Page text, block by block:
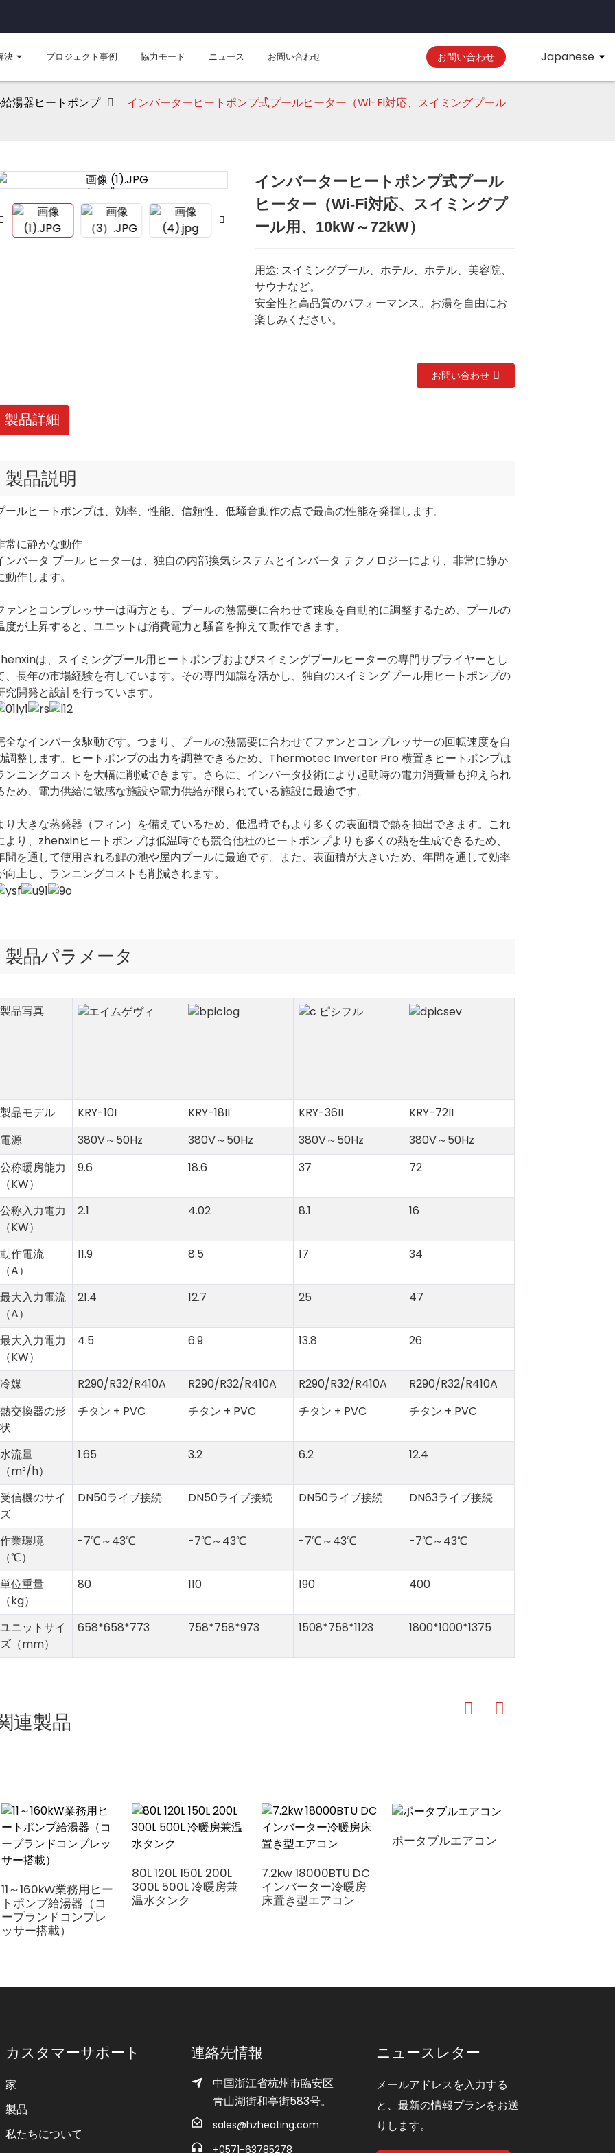
決 プロジェクト事例 協力モード ニュース お問い合わせ お問い合わせ Japanese
湯器ヒートポンプ
インバーターヒートポンプ式プールヒーター（Wi-Fi対応、スイミングプール
Loading...
Loading... Loading...
Loading...
インバーターヒートポンプ式プール
ヒーター（Wi-Fi対応、スイミングプ
ール用、10kW～72kW）
用途: スイミングプール、ホテル、ホテル、美容院、
サウナなど。
安全性と高品質のパフォーマンス。お湯を自由にお
楽しみください。
お問い合わせ
製品詳細
製品説明
ールヒートポンプは、効率、性能、信頼性、低騒音動作の点で最高の性能を発揮します。
常に静かな動作
ンバータ プール ヒーターは、独自の内部換気システムとインバータ テクノロジーにより、非常に静か
動作します。
ァンとコンプレッサーは両方とも、プールの熱需要に合わせて速度を自動的に調整するため、プールの
度が上昇すると、ユニットは消費電力と騒音を抑えて動作できます。
は、スイミングプール用ヒートポンプおよびスイミングプールヒーターの専門サプライヤーとし
、長年の市場経験を有しています。その専門知識を活かし、独自のスイミングプール用ヒートポンプの
究開発と設計を行っています。
全なインバータ駆動です。つまり、プールの熱需要に合わせてファンとコンプレッサーの回転速度を自
調整します。ヒートポンプの出力を調整できるため、Thermotec Inverter Pro 横置きヒートポンプは
ンニングコストを大幅に削減できます。さらに、インバータ技術により起動時の電力消費量も抑えられ
ため、電力供給に敏感な施設や電力供給が限られている施設に最適です。
り大きな蒸発器（フィン）を備えているため、低温時でもより多くの表面積で熱を抽出できます。これ
より、zhenxinヒートポンプは低温時でも競合他社のヒートポンプよりも多くの熱を生成できるため、
間を通して使用される鯉の池や屋内プールに最適です。また、表面積が大きいため、年間を通して効率
向上し、ランニングコストも削減されます。
製品パラメータ
製品写真
製品モデル KRY-10I KRY-18II KRY-36II
KRY-72II
電源
380V～50Hz 380V～50Hz 380V～50Hz
380V～50Hz
公称暖房能力
（KW）
9.6 18.6 37 72
公称入力電力
（KW）
2.1 4.02 8.1 16
動作電流
（A）
11.9 8.5 17 34
最大入力電流
（A）
21.4 12.7 25 47
最大入力電力
（KW）
4.5 6.9 13.8 26
冷媒 R290/R32/R410A R290/R32/R410A R290/R32/R410A
R290/R32/R410A
熱交換器の形
状
チタン + PVC チタン + PVC チタン + PVC チタン + PVC
水流量
（m³/h）
1.65 3.2 6.2 12.4
受信機のサイ
ズ
DN50ライブ接続 DN50ライブ接続 DN50ライブ接続 DN63ライブ接続
作業環境
（℃）
-7℃～43℃ -7℃～43℃ -7℃～43℃ -7℃～43℃
単位重量
（kg）
80 110 190 400
ユニットサイ
ズ（mm）
658*658*773 758*758*973 1508*758*1123 1800*1000*1375
連製品
11～160kW業務用ヒー
トポンプ給湯器（コ
ープランドコンプレ
ッサー搭載）
80L 120L 150L 200L
300L 500L 冷暖房兼
温水タンク
7.2kw 18000BTU DC
インバーター冷暖房
床置き型エアコン
ポータブルエアコン
カスタマーサポート
家
製品
私たちについて
連絡先情報
中国浙江省杭州市臨安区
青山湖街和亭街583号。
sales@hzheating.com
+0571-63785278
ニュースレター
メールアドレスを入力する
と、最新の情報プランをお送
りします。